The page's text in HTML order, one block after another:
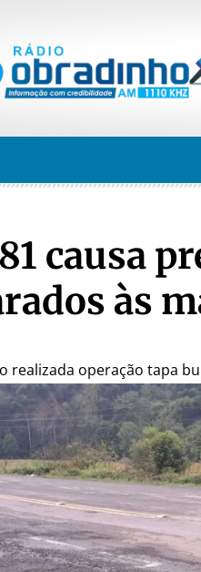
causa
às
realizada operação tapa